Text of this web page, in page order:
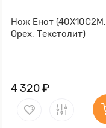
Нож Енот (40Х10С2М,
Орех, Текстолит)
4 320 ₽